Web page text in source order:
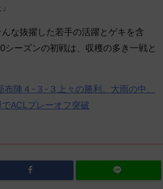
な抜擢した若手の活躍とゲキを含
ーズンの初戦は、収穫の多き一戦と
陣４-３-３上々の勝利。大雨の中、
ACLプレーオフ突破